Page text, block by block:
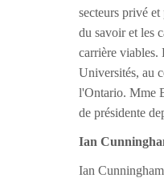
secteurs privé
du savoir et les
carrière viables.
Universités, au
l'Ontario. Mme
de présidente
Ian
Ian